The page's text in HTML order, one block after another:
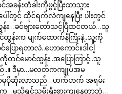
အခန်းတံခါးကိုဖွင့်ပြီးထာသွား
ါ်တွင် ထိုင်ရက်လဲကျနေပြီး ပါးတွင်
န်း…ခင်ဗျားတော်သင့်ပြီထင်တယ်…သူ
ထွန်းက မျက်ထောက်နီကြီးနဲ့..သူ့ကို
ြောရတာလဲ..ဟောကောင်။ဒါငါ့
တင်မောင်ထွန်း..အပြောကြာင့်..သူ
။ ဒီမှာ…မလတ်ကကျုပ်အမ
ာကာမှပိုဆိုးလာသည်…ဟက်ဟက် အရမ်း
က…မသိရင်သမီးရီးစားကျနေတာဘဲ…